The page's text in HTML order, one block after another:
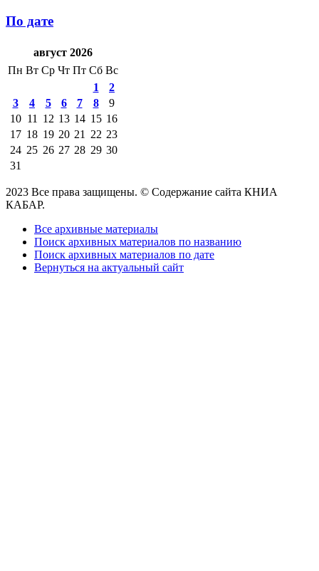
По дате
август 2026
Пн Вт Ср Чт Пт Сб Вс
1
2
3
4 5 6 7 8
9
10 11 12 13 14 15 16
17 18 19 20 21 22 23
24 25 26 27 28 29 30
31
2023 Все права защищены. © Содержание сайта КНИА
КАБАР.
Все архивные материалы
Поиск архивных материалов по названию
Поиск архивных материалов по дате
Вернуться на актуальный сайт